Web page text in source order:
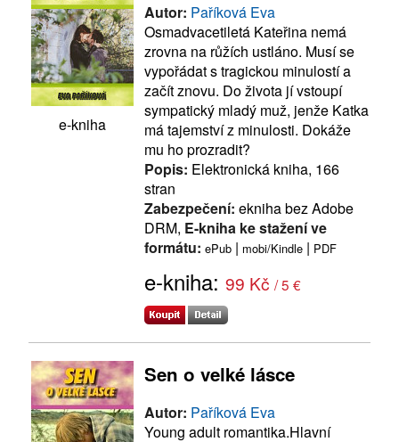
e-kniha
Autor: Paříková Eva
Osmadvacetiletá Kateřina nemá
zrovna na růžích ustláno. Musí se
vypořádat s tragickou minulostí a
začít znovu. Do života jí vstoupí
sympatický mladý muž, jenže Katka
má tajemství z minulosti. Dokáže
mu ho prozradit?
Popis: Elektronická kniha, 166
stran
Zabezpečení: ekniha bez Adobe
DRM, E-kniha ke stažení ve
formátu: ePub | mobi/Kindle | PDF
e-kniha: 99 Kč / 5 €
Sen o velké lásce
Autor: Paříková Eva
Young adult romantika.Hlavní